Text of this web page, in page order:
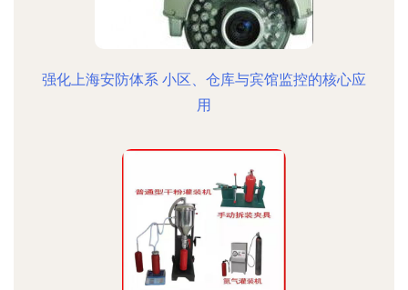
强化上海安防体系 小区、仓库与宾馆监控的核心应
用